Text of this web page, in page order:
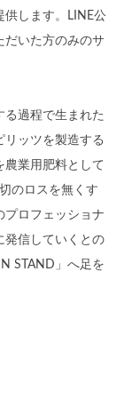
供します。LINE公
だいた方のみのサ
過程で生まれた
リッツを製造する
農業用肥料として
のロスを無くす
プロフェッショナ
発信していくとの
STAND」へ足を